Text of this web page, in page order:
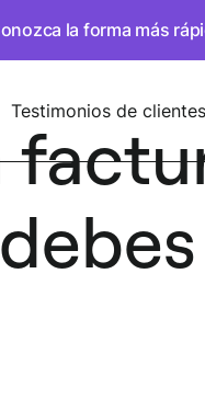
la forma más
Testimonios de clientes